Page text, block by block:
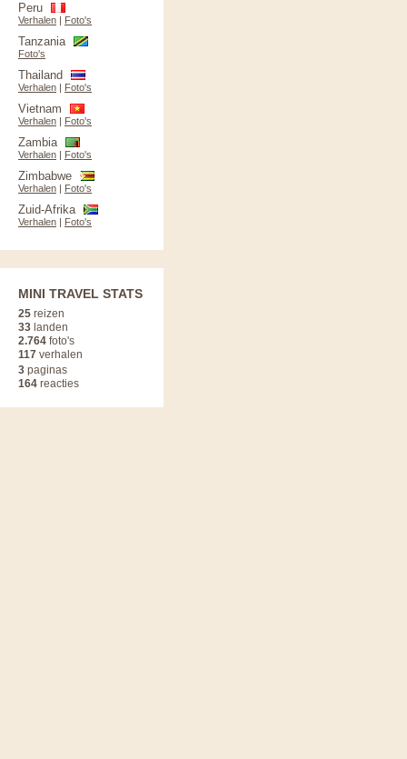
Peru
Verhalen | Foto's
Tanzania
Foto's
Thailand
Verhalen | Foto's
Vietnam
Verhalen | Foto's
Zambia
Verhalen | Foto's
Zimbabwe
Verhalen | Foto's
Zuid-Afrika
Verhalen | Foto's
MINI TRAVEL STATS
25 reizen
33 landen
2.764 foto's
117 verhalen
3 paginas
164 reacties